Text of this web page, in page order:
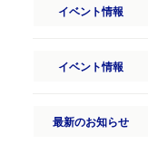
イベント情報
イベント情報
最新のお知らせ